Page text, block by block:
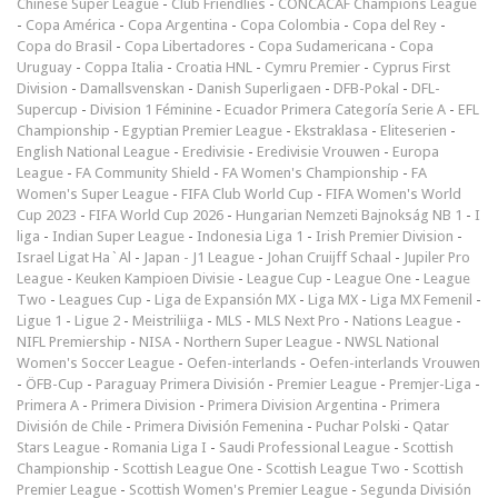
Chinese Super League - Club Friendlies - CONCACAF Champions League
- Copa América - Copa Argentina - Copa Colombia - Copa del Rey -
Copa do Brasil - Copa Libertadores - Copa Sudamericana - Copa
Uruguay - Coppa Italia - Croatia HNL - Cymru Premier - Cyprus First
Division - Damallsvenskan - Danish Superligaen - DFB-Pokal - DFL-
Supercup - Division 1 Féminine - Ecuador Primera Categoría Serie A - EFL
Championship - Egyptian Premier League - Ekstraklasa - Eliteserien -
English National League - Eredivisie - Eredivisie Vrouwen - Europa
League - FA Community Shield - FA Women's Championship - FA
Women's Super League - FIFA Club World Cup - FIFA Women's World
Cup 2023 - FIFA World Cup 2026 - Hungarian Nemzeti Bajnokság NB 1 - I
liga - Indian Super League - Indonesia Liga 1 - Irish Premier Division -
Israel Ligat Ha`Al - Japan - J1 League - Johan Cruijff Schaal - Jupiler Pro
League - Keuken Kampioen Divisie - League Cup - League One - League
Two - Leagues Cup - Liga de Expansión MX - Liga MX - Liga MX Femenil -
Ligue 1 - Ligue 2 - Meistriliiga - MLS - MLS Next Pro - Nations League -
NIFL Premiership - NISA - Northern Super League - NWSL National
Women's Soccer League - Oefen-interlands - Oefen-interlands Vrouwen
- ÖFB-Cup - Paraguay Primera División - Premier League - Premjer-Liga -
Primera A - Primera Division - Primera Division Argentina - Primera
División de Chile - Primera División Femenina - Puchar Polski - Qatar
Stars League - Romania Liga I - Saudi Professional League - Scottish
Championship - Scottish League One - Scottish League Two - Scottish
Premier League - Scottish Women's Premier League - Segunda División